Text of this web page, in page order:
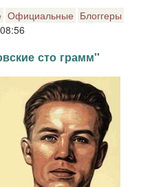
Официальные Блоггеры
сто грамм"